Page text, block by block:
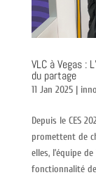
VLC à Vegas :
du partage
11 Jan 2025|
Depuis le CES
promettent de
elles, l’équipe
fonctionnalité